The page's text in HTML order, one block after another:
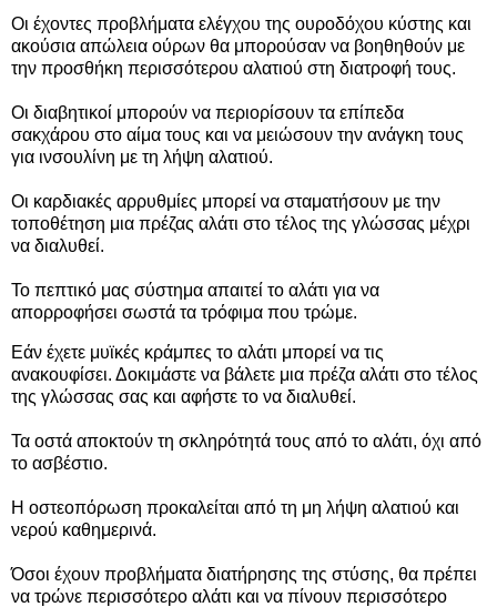
Οι έχοντες προβλήματα ελέγχου της ουροδόχου κύστης και
ακούσια απώλεια ούρων θα μπορούσαν να βοηθηθούν με
την προσθήκη περισσότερου αλατιού στη διατροφή τους.
Οι διαβητικοί μπορούν να περιορίσουν τα επίπεδα
σακχάρου στο αίμα τους και να μειώσουν την ανάγκη τους
για ινσουλίνη με τη λήψη αλατιού.
Οι καρδιακές αρρυθμίες μπορεί να σταματήσουν με την
τοποθέτηση μια πρέζας αλάτι στο τέλος της γλώσσας μέχρι
να διαλυθεί.
Το πεπτικό μας σύστημα απαιτεί το αλάτι για να
απορροφήσει σωστά τα τρόφιμα που τρώμε.
Εάν έχετε μυϊκές κράμπες το αλάτι μπορεί να τις
ανακουφίσει. Δοκιμάστε να βάλετε μια πρέζα αλάτι στο τέλος
της γλώσσας σας και αφήστε το να διαλυθεί.
Τα οστά αποκτούν τη σκληρότητά τους από το αλάτι, όχι από
το ασβέστιο.
Η οστεοπόρωση προκαλείται από τη μη λήψη αλατιού και
νερού καθημερινά.
Όσοι έχουν προβλήματα διατήρησης της στύσης, θα πρέπει
να τρώνε περισσότερο αλάτι και να πίνουν περισσότερο